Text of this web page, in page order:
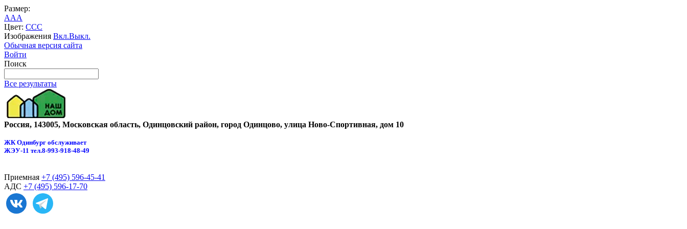
Размер:
AAA
Цвет: CCC
Изображения Вкл.Выкл.
Обычная версия сайта
Войти
Поиск
Все результаты
Россия, 143005, Московская область, Одинцовский район, город Одинцово, улица Ново-Спортивная, дом 10
ЖК Одинбург обслуживает
ЖЭУ-11 тел.8-993-918-48-49
Приемная +7 (495) 596-45-41
АДС +7 (495) 596-17-70